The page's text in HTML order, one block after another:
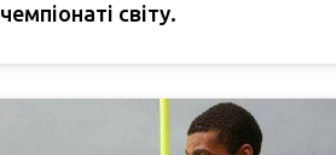
чемпіонаті світу.